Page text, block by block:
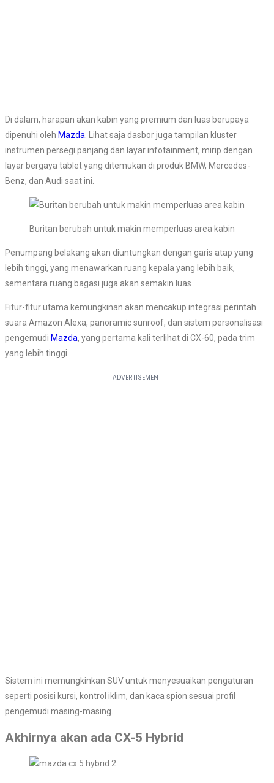
Di dalam, harapan akan kabin yang premium dan luas berupaya
dipenuhi oleh Mazda. Lihat saja dasbor juga tampilan kluster
instrumen persegi panjang dan layar infotainment, mirip dengan
layar bergaya tablet yang ditemukan di produk BMW, Mercedes-
Benz, dan Audi saat ini.
Buritan berubah untuk makin memperluas area kabin
Penumpang belakang akan diuntungkan dengan garis atap yang
lebih tinggi, yang menawarkan ruang kepala yang lebih baik,
sementara ruang bagasi juga akan semakin luas
Fitur-fitur utama kemungkinan akan mencakup integrasi perintah
suara Amazon Alexa, panoramic sunroof, dan sistem personalisasi
pengemudi Mazda, yang pertama kali terlihat di CX-60, pada trim
yang lebih tinggi.
Sistem ini memungkinkan SUV untuk menyesuaikan pengaturan
seperti posisi kursi, kontrol iklim, dan kaca spion sesuai profil
pengemudi masing-masing.
Akhirnya akan ada CX-5 Hybrid